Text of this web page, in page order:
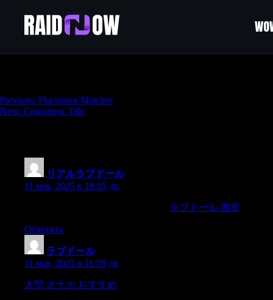
Навигация
по
Previous: Placement Matches
Next: Conqueror Title
リアルラブドール:
11 мая, 2025 в 10:05 дп
ラブドール 激安
Ответить
ラブドール:
11 мая, 2025 в 11:59 дп
大型 オナホ おすすめ